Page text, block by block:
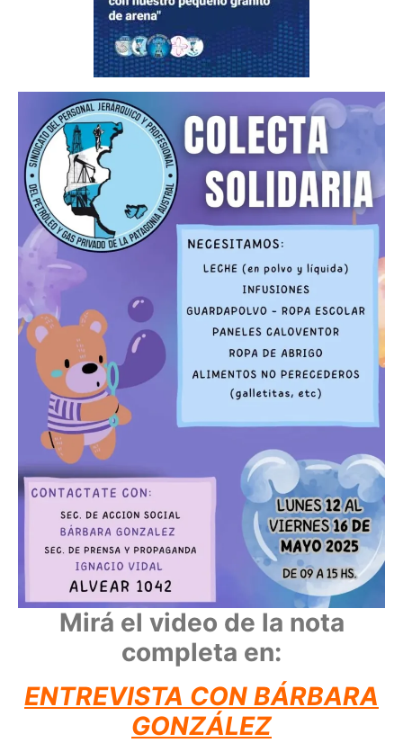
Mirá el video de la nota
completa en:
ENTREVISTA CON BÁRBARA
GONZÁLEZ